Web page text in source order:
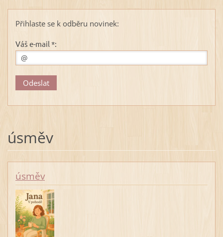
Přihlaste se k odběru novinek:
Váš e-mail *:
úsměv
úsměv